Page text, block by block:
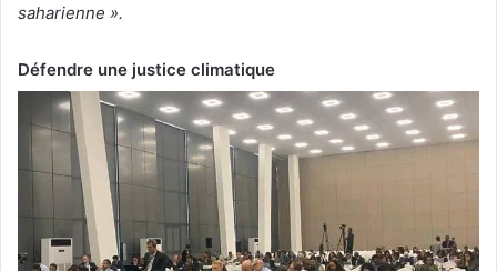
saharienne ».
Défendre une justice climatique